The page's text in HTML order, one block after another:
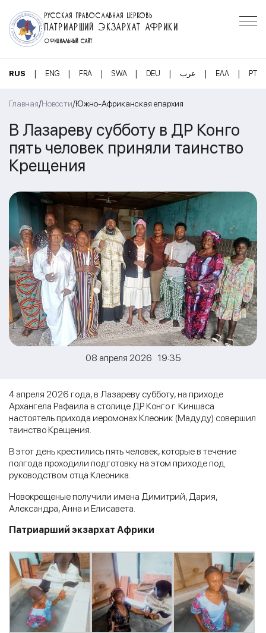
РУССКАЯ ПРАВОСЛАВНАЯ ЦЕРКОВЬ
ПАТРИАРШИЙ ЭКЗАРХАТ АФРИКИ
ОФИЦИАЛЬНЫЙ САЙТ
RUS | ENG | FRA | SWA | DEU | عرب | ΕΛΛ | PT
Главная/Новости/Южно-Африканская епархия
В Лазареву субботу в ДР Конго
пять человек приняли таинство
Крещения
08 апреля 2026 19:35
4 апреля 2026 года, в Лазареву субботу, на приходе
Архангела Рафаила в столице ДР Конго г. Киншаса
настоятель прихода иеромонах Клеоник (Мадуду) совершил
таинство Крещения.
В этот день крестились пять человек, которые в течение
полгода проходили подготовку на этом приходе под
руководством отца Клеоника.
Новокрещеные получили имена Димитрий, Дария,
Александра, Анна и Елисавета.
Патриарший экзархат Африки